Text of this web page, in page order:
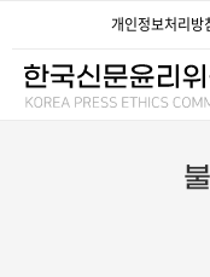
개인정보처리방
이사장 인사말